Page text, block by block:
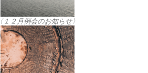
〈１２月例会のお知らせ〉